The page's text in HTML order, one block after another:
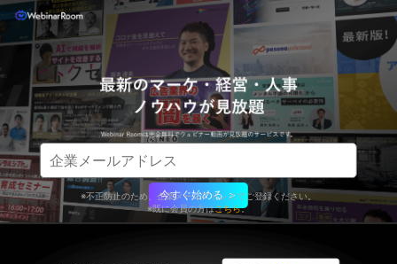
今すぐ始める ＞
※不正防止のため、企業メールアドレスでご登録ください。
※既に会員の方はこちら。